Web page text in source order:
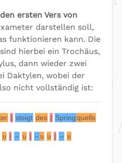
ersten Vers von
darstellen soll,
funktionieren kann. Die
hierbei ein Trochäus,
dann wieder zwei
Daktylen, wobei der
nicht vollständig ist:
| steigt des | Spring quells
υ | – υ | – υ υ | – υ